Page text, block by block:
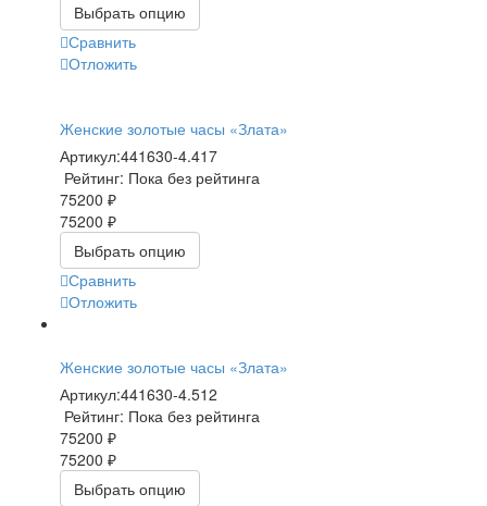
Выбрать опцию
Сравнить
Отложить
Женские золотые часы «Злата»
Артикул:441630-4.417
Рейтинг: Пока без рейтинга
75200 ₽
75200 ₽
Выбрать опцию
Сравнить
Отложить
Женские золотые часы «Злата»
Артикул:441630-4.512
Рейтинг: Пока без рейтинга
75200 ₽
75200 ₽
Выбрать опцию